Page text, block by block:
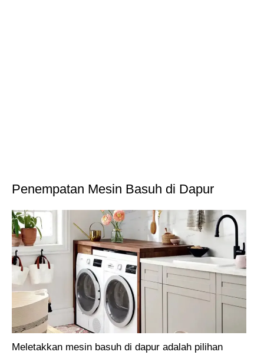
Penempatan Mesin Basuh di Dapur
Meletakkan mesin basuh di dapur adalah pilihan